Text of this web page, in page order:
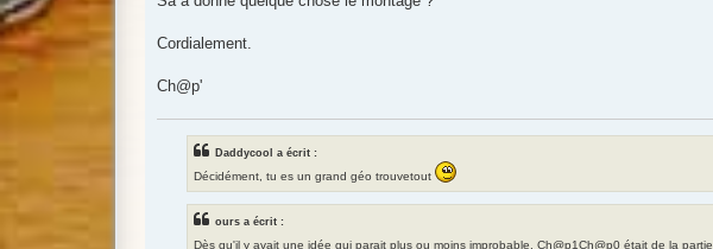
g
Cordialement.
Ch@p'
Daddycool a écrit :
Décidément, tu es un grand géo trouvetout
ours a écrit :
Dès qu'il y avait une idée qui parait plus ou moins improbable, Ch@p1Ch@p0 était de la partie